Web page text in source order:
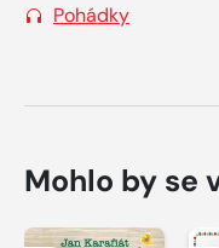
Pohádky
Mohlo by se